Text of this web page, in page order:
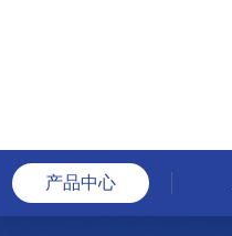
产品中心